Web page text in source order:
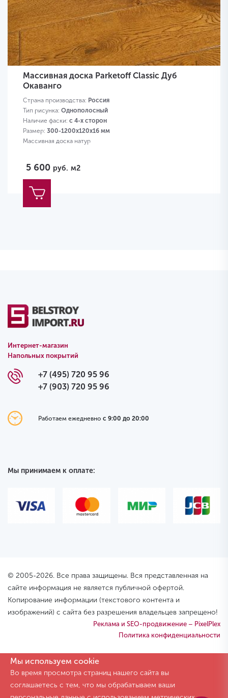
Массивная доска Parketoff Classic Дуб
Окаванго
Страна производства: Россия
Тип рисунка: Однополосный
Наличие фаски: с 4-х сторон
Размер: 300-1200х120х16 мм
Массивная доска натур
5 600 руб. м2
Интернет-магазин
Напольных покрытий
+7 (495) 720 95 96
+7 (903) 720 95 96
Работаем ежедневно с 9:00 до 20:00
Мы принимаем к оплате:
© 2005-2026. Все права защищены. Вся представленная на
сайте информация не является публичной офертой.
Копирование информации (текстового контента и
изображений) с сайта без разрешения владельцев запрещено!
Реклама и SEO-продвижение – PixelPlex
Политика конфиденциальности
Мы используем cookie
Во время просмотра страниц нашего сайта вы
соглашаетесь с тем, что мы обрабатываем ваши